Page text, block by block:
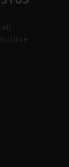
alt